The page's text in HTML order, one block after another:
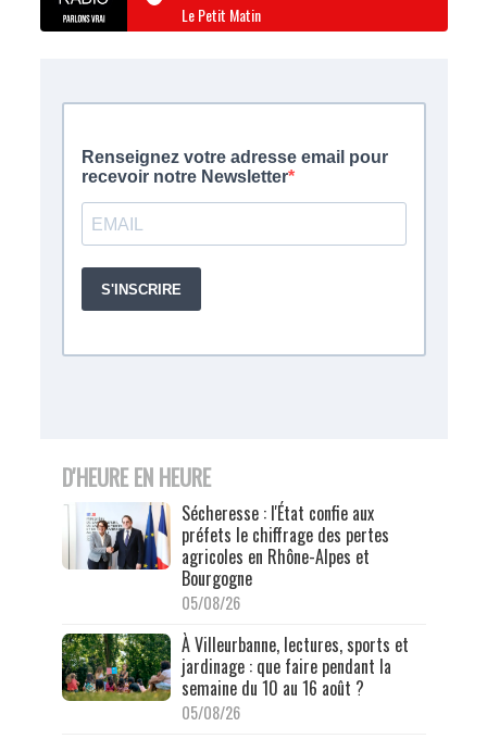
Le Petit Matin
D'HEURE EN HEURE
Sécheresse : l'État confie aux
préfets le chiffrage des pertes
agricoles en Rhône-Alpes et
Bourgogne
05/08/26
À Villeurbanne, lectures, sports et
jardinage : que faire pendant la
semaine du 10 au 16 août ?
05/08/26